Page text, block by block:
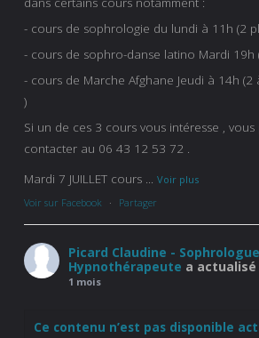
- cours de sophrologie du lundi à 11h (2
- cours de sophro-danse latino Mardi 19h
- cours de Marche Afghane Jeudi à 14h (2
)
Si un de ces 3 cours vous intéresse , vous
contacter au 06 43 12 53 72 .
Mardi 7 JUILLET cours ... Voir plus
Voir sur Facebook
· Partager
Picard Claudine -
Hypnothérapeute a
1 mois
Ce contenu n’est pas disponible